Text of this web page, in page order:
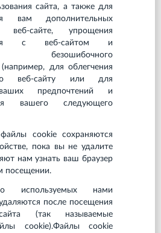
сайта, а также для
вам дополнительных
сайте, упрощения
с веб-сайтом и
безошибочного
(например, для облегчения
веб-сайту или для
предпочтений и
вашего следующего
пока вы не удалите
нам узнать ваш браузер
посещении.
после посещения
(так называемые
cookie).Файлы cookie